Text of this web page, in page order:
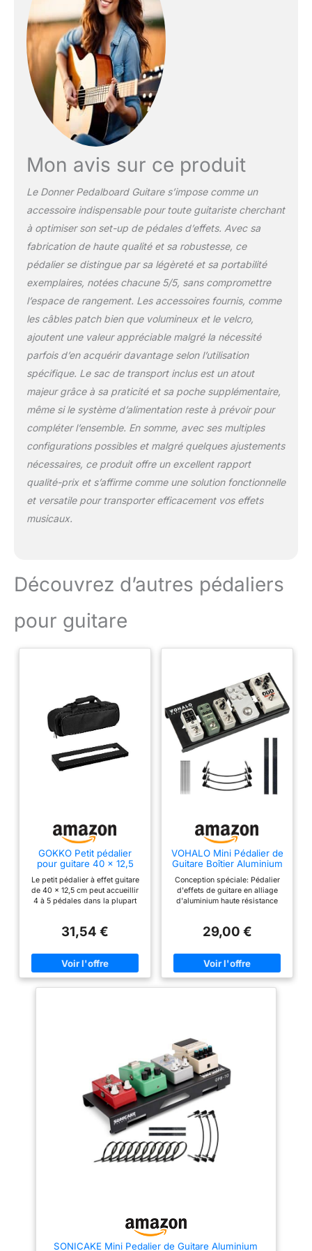
【Angle d'inclinaison
parfait du pédalier
Donner】 Le pédalier a
un angle d'inclinaison
parfait, ce qui est
pratique pour vous de
marcher sur les pédales
lorsque vous écoutez de
montée à l'arrière sous la
carte principale et à
l'intérieur de la barre
arrière. Le dégagement
en dessous est
convenable pour mettre
votre alimentation en
utilisant des attaches de
câble.
【Sac de
transport solide】 - Le
sac en toile peut
transporter vos pédales
en toute sécurité
pendant votre visite. Il
est livré avec un gros sac
de transport avec une
poche zippée pour les
accessoires de pédale de
séparer de votre pédalier,
gardez votre ensemble
bien rangé.
【Ruban
de pédalier auto-
de montage auto-
guitare sur le tableau et à
les organiser dans
et antidérapants, ce qui
empêche votre pédalier
de glisser ou de bouger
sur le sol pendant que
vous jouez de la guitare.
Mon avis sur ce produit
Le Donner Pedalboard Guitare s’impose comme un
accessoire indispensable pour toute guitariste cherchant
à optimiser son set-up de pédales d’effets. Avec sa
fabrication de haute qualité et sa robustesse, ce
pédalier se distingue par sa légèreté et sa portabilité
exemplaires, notées chacune 5/5, sans compromettre
l’espace de rangement. Les accessoires fournis, comme
les câbles patch bien que volumineux et le velcro,
ajoutent une valeur appréciable malgré la nécessité
parfois d’en acquérir davantage selon l’utilisation
spécifique. Le sac de transport inclus est un atout
majeur grâce à sa praticité et sa poche supplémentaire,
même si le système d’alimentation reste à prévoir pour
compléter l’ensemble. En somme, avec ses multiples
configurations possibles et malgré quelques ajustements
nécessaires, ce produit offre un excellent rapport
qualité-prix et s’affirme comme une solution fonctionnelle
et versatile pour transporter efficacement vos effets
musicaux.
Découvrez d’autres pédaliers
pour guitare
GOKKO Petit pédalier
pour guitare 40 x 12,5
(GKS-16)
Le petit pédalier à effet guitare
de 40 x 12,5 cm peut accueillir
4 à 5 pédales dans la plupart
une performance durable. La
d'environ 8 degrés et facilite
ainsi le piétinement. Un sac de
transport de qualité supérieure
transport, sangles de fixation.
31,54 €
VOHALO Mini Pédalier de
Guitare Boîtier Aluminium
Board avec Pedal Tape,
Cable Tie, Patch cable
Noir
Conception spéciale: Pédalier
d'effets de guitare en alliage
d'aluminium haute résistance
facilement la pédale Facile à
pédales d'effets assemblées
pour les performances
personnelles ou celles d'un
présente une finition mate
durable, une bonne résistance à
l'abrasion et à l'oxydation. Il ne
se déforme pas sous la
pression d'une utilisation
fréquente Antidérapant: Quatre
pieds en caoutchouc sont fixés
à chaque coin du pédalier,
offrant une adhérence et un
renforcement supplémentaires,
et l'empêchant de glisser lors
du contact avec les pédales
Taille portable: Petit pédalier
29,00 €
SONICAKE Mini Pedalier de Guitare Aluminium